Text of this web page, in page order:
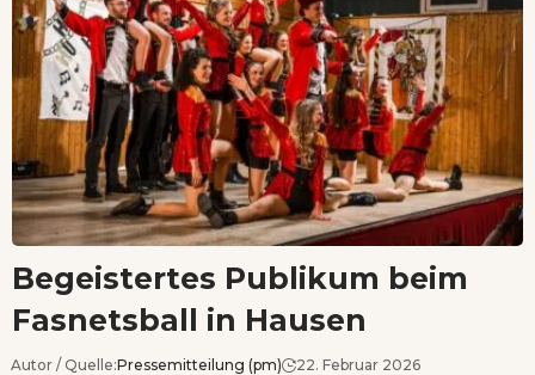
Begeistertes Publikum beim
Fasnetsball in Hausen
Autor / Quelle:Pressemitteilung (pm) 22. Februar 2026